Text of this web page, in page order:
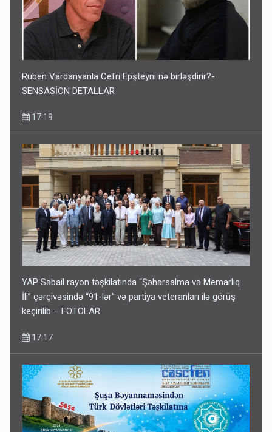
Ruben Vardanyanla Cefri Epşteyni nə birləşdirir?-
SENSASİON DETALLAR
17:19
YAP Səbail rayon təşkilatında “Şəhərsalma və Memarlıq
İli” çərçivəsində “91-lər” və partiya veteranları ilə görüş
keçirilib – FOTOLAR
17:17